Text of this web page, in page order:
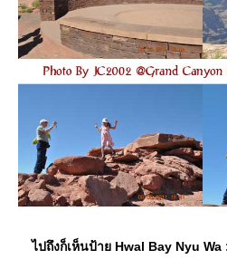
ไปถึงก็เห็นป้าย Hwal Bay Nyu